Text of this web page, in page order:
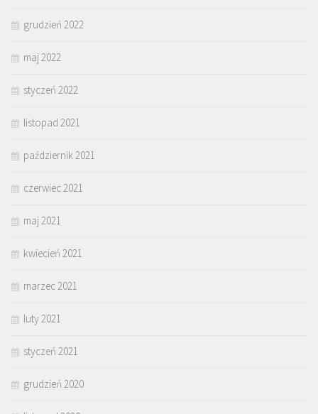
grudzień 2022
maj 2022
styczeń 2022
listopad 2021
październik 2021
czerwiec 2021
maj 2021
kwiecień 2021
marzec 2021
luty 2021
styczeń 2021
grudzień 2020